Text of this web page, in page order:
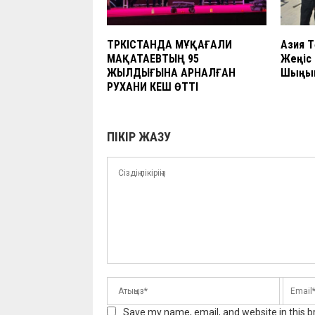
ТҮРКІСТАНДА МҰҚАҒАЛИ
МАҚАТАЕВТЫҢ 95
ЖЫЛДЫҒЫНА АРНАЛҒАН
РУХАНИ КЕШ ӨТТІ
Азия
ПІКІР ЖАЗУ
Save my name, email, and website in this